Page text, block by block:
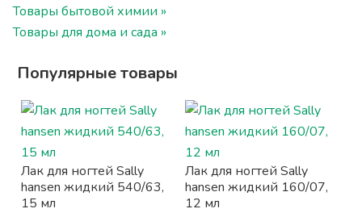
Товары бытовой химии »
Товары для дома и сада »
Популярные товары
Лак для ногтей Sally
hansen жидкий 540/63,
15 мл
Лак для ногтей Sally
hansen жидкий 160/07,
12 мл